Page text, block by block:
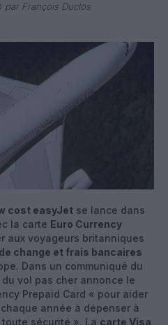
par François Duclos
cost easyJet se lance dans
la carte Euro Currency
aux voyageurs britanniques
change et frais bancaires
Dans un communiqué du
vol pas cher annonce le
Prepaid Card « pour aider
année à dépenser à
sécurité ». La carte Visa